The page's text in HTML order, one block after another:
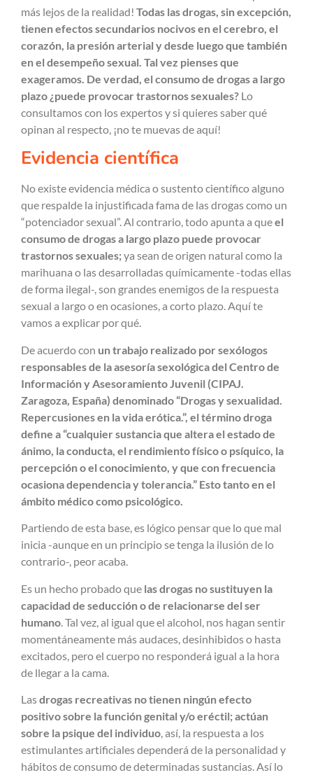
más lejos de la realidad! Todas las drogas, sin excepción,
tienen efectos secundarios nocivos en el cerebro, el
corazón, la presión arterial y desde luego que también
en el desempeño sexual. Tal vez pienses que
exageramos. De verdad, el consumo de drogas a largo
plazo ¿puede provocar trastornos sexuales? Lo
consultamos con los expertos y si quieres saber qué
opinan al respecto, ¡no te muevas de aquí!
Evidencia científica
No existe evidencia médica o sustento científico alguno
que respalde la injustificada fama de las drogas como un
“potenciador sexual”. Al contrario, todo apunta a queel
consumo de drogas a largo plazo puede provocar
trastornos sexuales;ya sean de origen natural como la
marihuana o las desarrolladas químicamente -todas ellas
de forma ilegal-, son grandes enemigos de la respuesta
sexual a largo o en ocasiones, a corto plazo. Aquí te
vamos a explicar por qué.
De acuerdo con un trabajo realizado por sexólogos
responsables de la asesoría sexológica del Centro de
Información y Asesoramiento Juvenil (CIPAJ.
Zaragoza, España) denominado “Drogas y sexualidad.
Repercusiones en la vida erótica.”, el término droga
define a “cualquier sustancia que altera el estado de
ánimo, la conducta, el rendimiento físico o psíquico, la
percepción o el conocimiento, y que con frecuencia
ocasiona dependencia y tolerancia.” Esto tanto en el
ámbito médico como psicológico.
Partiendo de esta base, es lógico pensar que lo que mal
inicia -aunque en un principio se tenga la ilusión de lo
contrario-, peor acaba.
Es un hecho probado que las drogas no sustituyen la
capacidad de seducción o de relacionarse del ser
humano . Tal vez, al igual que el alcohol, nos hagan sentir
momentáneamente más audaces, desinhibidos o hasta
excitados, pero el cuerpo no responderá igual a la hora
de llegar a la cama.
Lasdrogas recreativas no tienen ningún efecto
positivo sobre la función genital y/o eréctil; actúan
sobre la psique del individuo, así, la respuesta a los
estimulantes artificiales dependerá de la personalidad y
hábitos de consumo de determinadas sustancias. Así lo